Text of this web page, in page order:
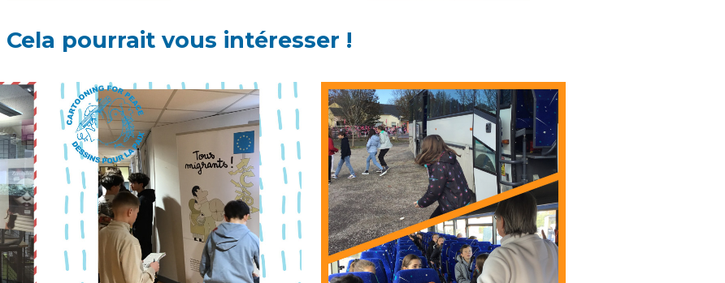
Cela pourrait vous intéresser !